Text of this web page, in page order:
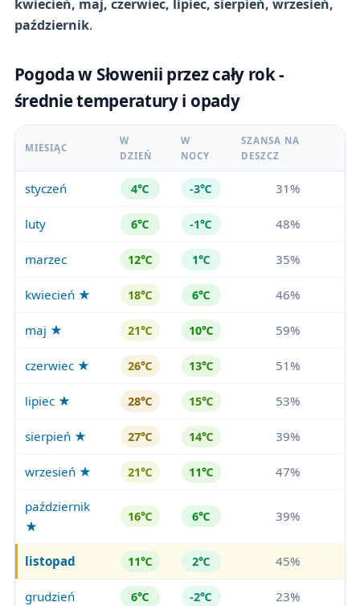
kwiecień, maj, czerwiec, lipiec, sierpień, wrzesień,
październik.
Pogoda w Słowenii przez cały rok -
średnie temperatury i opady
MIESIĄC
W
DZIEŃ
W
NOCY
SZANSA NA
DESZCZ
styczeń 4℃ -3℃ 31%
luty 6℃ -1℃ 48%
marzec 12℃ 1℃ 35%
kwiecień ★ 18℃ 6℃ 46%
maj ★ 21℃ 10℃ 59%
czerwiec ★ 26℃ 13℃ 51%
lipiec ★ 28℃ 15℃ 53%
sierpień ★ 27℃ 14℃ 39%
wrzesień ★ 21℃ 11℃ 47%
październik
★
16℃ 6℃ 39%
listopad 11℃ 2℃ 45%
grudzień 6℃ -2℃ 23%